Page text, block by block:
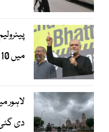
میں 510 مقامات پر دھرنے دے گی
لاہور
دی